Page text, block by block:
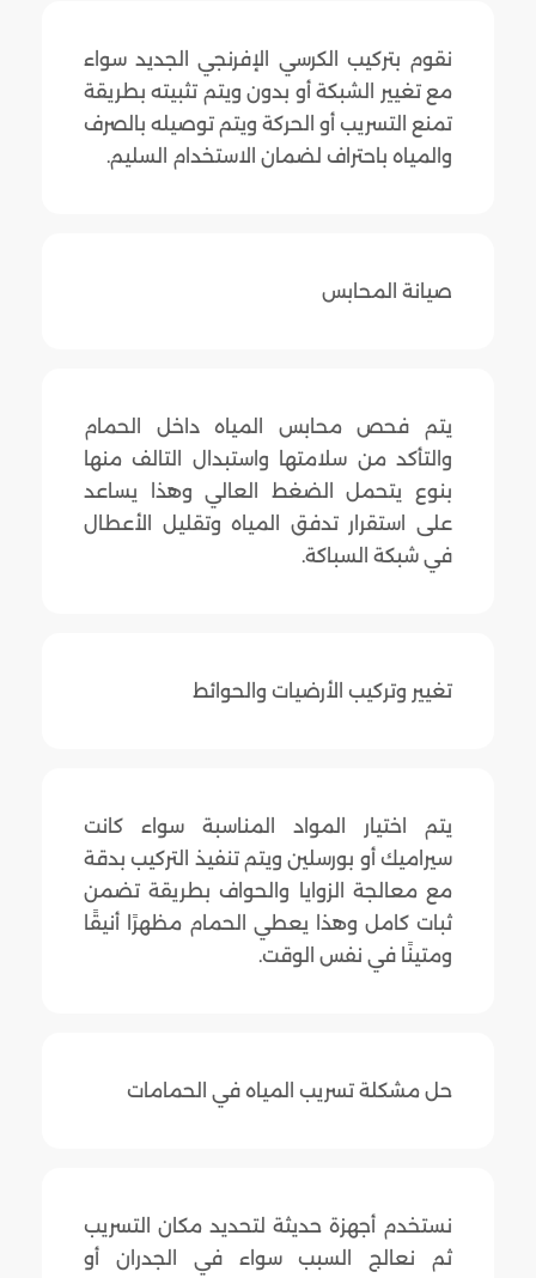
نقوم بتركيب الكرسي الإفرنجي الجديد سواء
مع تغيير الشبكة أو بدون ويتم تثبيته بطريقة
تمنع التسريب أو الحركة ويتم توصيله بالصرف
والمياه باحتراف لضمان الاستخدام السليم.
صيانة المحابس
يتم فحص محابس المياه داخل الحمام
والتأكد من سلامتها واستبدال التالف منها
بنوع يتحمل الضغط العالي وهذا يساعد
على استقرار تدفق المياه وتقليل الأعطال
في شبكة السباكة.
تغيير وتركيب الأرضيات والحوائط
يتم اختيار المواد المناسبة سواء كانت
سيراميك أو بورسلين ويتم تنفيذ التركيب بدقة
مع معالجة الزوايا والحواف بطريقة تضمن
ثبات كامل وهذا يعطي الحمام مظهرًا أنيقًا
ومتينًا في نفس الوقت.
حل مشكلة تسريب المياه في الحمامات
نستخدم أجهزة حديثة لتحديد مكان التسريب
ثم نعالج السبب سواء في الجدران أو